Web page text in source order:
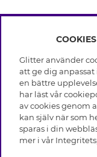
roll. Från den
Hos Glitter kan du
olika stilar, färger
Väska dam
Bland damväskor
mellan. En svart
medan en vit väska
För de som föredrar
Glitter använder
att ge dig
en bättre
har läst vår
av cookies genom
kan själv när som
sparas i din
mer i vår